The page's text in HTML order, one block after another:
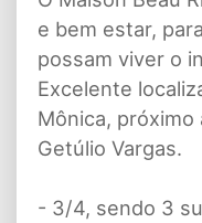
e bem estar,
possam viver o
Excelente
Mônica, próximo
Getúlio Vargas.
- 3/4, sendo 3